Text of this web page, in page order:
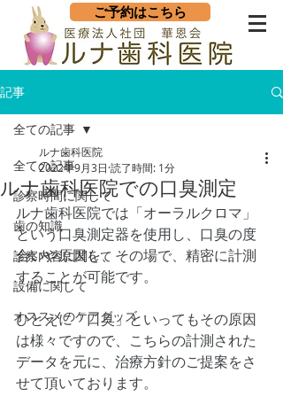
ご予約はこちら
記事
全ての記事
診察時間に関して
歯の知識
診察内容に関して
設備に関して
オススメのケアグッズ
全ての記事
ルナ歯科医院での口臭測定
ルナ歯科医院
2022年9月3日 読了時間: 1分
ルナ歯科医院では「オーラルクロマ」
という口臭測定器を使用し、口臭の度
合いや原因を、その場で、精密に計測
することが可能です。
ひとえに「口臭」といってもその原因
は様々ですので、こちらの計測された
データを元に、治療方針のご提案をさ
せて頂いております。